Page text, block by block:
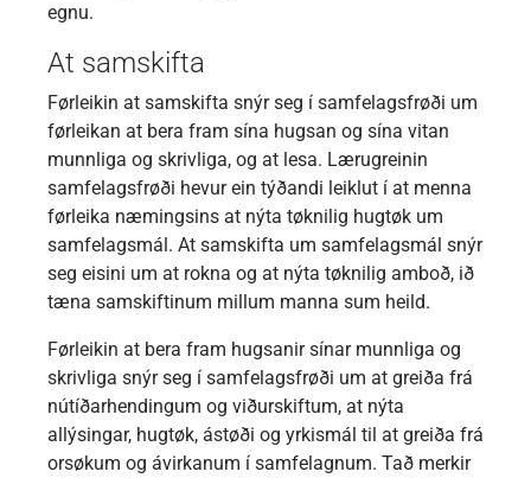
egnu.
At samskifta
Førleikin at samskifta snýr seg í samfelagsfrøði um
førleikan at bera fram sína hugsan og sína vitan
munnliga og skrivliga, og at lesa. Lærugreinin
samfelagsfrøði hevur ein týðandi leiklut í at menna
førleika næmingsins at nýta tøknilig hugtøk um
samfelagsmál. At samskifta um samfelagsmál snýr
seg eisini um at rokna og at nýta tøknilig amboð, ið
tæna samskiftinum millum manna sum heild.
Førleikin at bera fram hugsanir sínar munnliga og
skrivliga snýr seg í samfelagsfrøði um at greiða frá
nútíðarhendingum og viðurskiftum, at nýta
allýsingar, hugtøk, ástøði og yrkismál til at greiða frá
orsøkum og ávirkanum í samfelagnum. Tað merkir